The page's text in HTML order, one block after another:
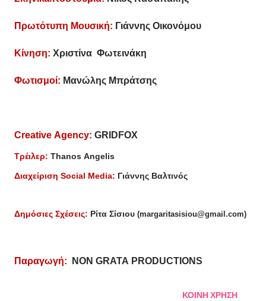
Πρωτότυπη Μουσική: Γιάννης Οικονόμου
Κίνηση: Χριστίνα Φωτεινάκη
Φωτισμοί: Μανώλης Μπράτσης
Creative Agency: GRIDFOX
Τρέιλερ: Thanos Angelis
Διαχείριση Social Media: Γιάννης Βαλτινός
Δημόσιες Σχέσεις: Ρίτα Σίσιου (margaritasisiou@gmail.com)
Παραγωγή: NON GRATA PRODUCTIONS
ΚΟΙΝΉ ΧΡΉΣΗ